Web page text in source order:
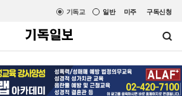
미주 구독신청
일반
기독교